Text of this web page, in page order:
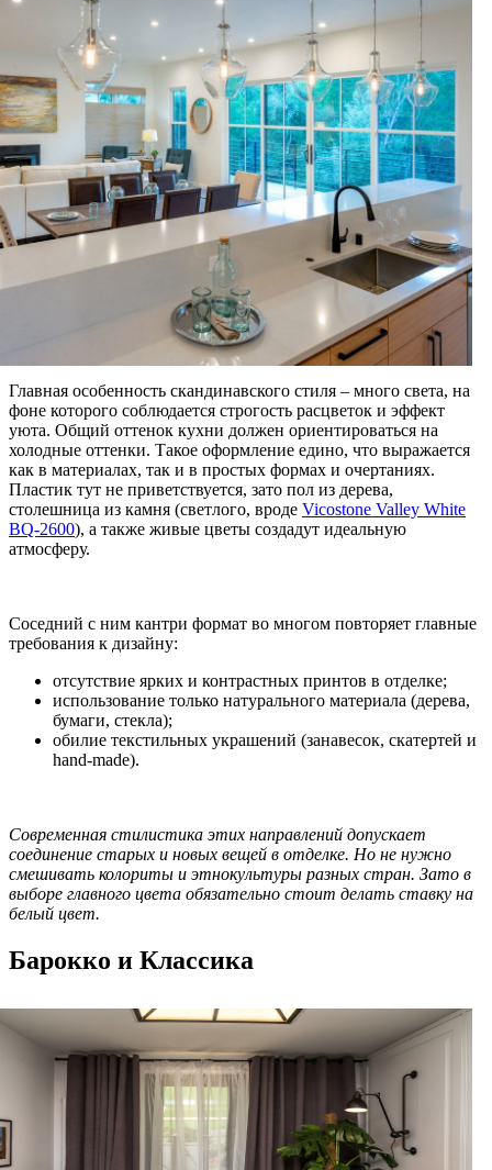
Главная особенность скандинавского стиля – много света, на
фоне которого соблюдается строгость расцветок и эффект
уюта. Общий оттенок кухни должен ориентироваться на
холодные оттенки. Такое оформление едино, что выражается
как в материалах, так и в простых формах и очертаниях.
Пластик тут не приветствуется, зато пол из дерева,
столешница из камня (светлого, вроде Vicostone Valley White
BQ-2600), а также живые цветы создадут идеальную
атмосферу.
Соседний с ним кантри формат во многом повторяет главные
требования к дизайну:
отсутствие ярких и контрастных принтов в отделке;
использование только натурального материала (дерева,
бумаги, стекла);
обилие текстильных украшений (занавесок, скатертей и
hand-made).
Современная стилистика этих направлений допускает
соединение старых и новых вещей в отделке. Но не нужно
смешивать колориты и этнокультуры разных стран. Зато в
выборе главного цвета обязательно стоит делать ставку на
белый цвет.
Барокко и Классика